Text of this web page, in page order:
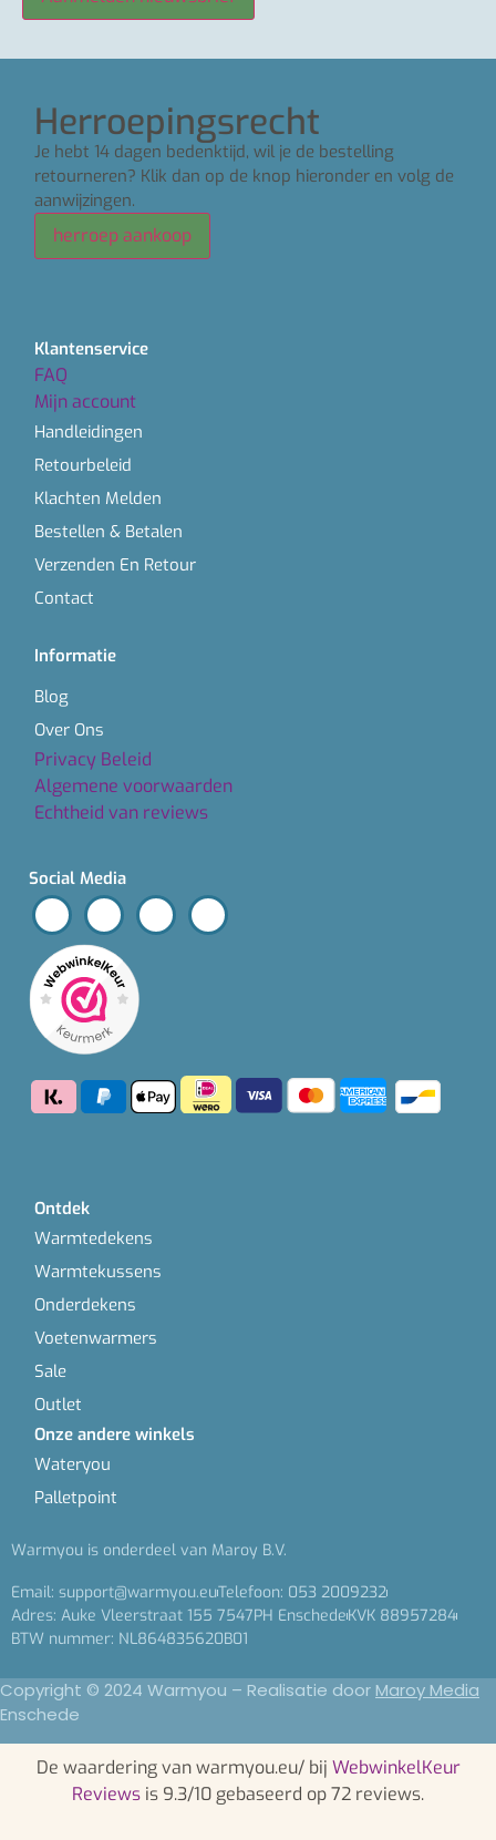
Herroepingsrecht
Je hebt 14 dagen bedenktijd, wil je de bestelling
retourneren? Klik dan op de knop hieronder en volg de
aanwijzingen.
herroep aankoop
Klantenservice
FAQ
Mijn account
Handleidingen
Retourbeleid
Klachten Melden
Bestellen & Betalen
Verzenden En Retour
Contact
Informatie
Blog
Over Ons
Privacy Beleid
Algemene voorwaarden
Echtheid van reviews
Social Media
Ontdek
Warmtedekens
Warmtekussens
Onderdekens
Voetenwarmers
Sale
Outlet
Onze andere winkels
Wateryou
Palletpoint
Warmyou is onderdeel van Maroy B.V.
Email: support@warmyou.euTelefoon: 053 2009232
Adres: Auke Vleerstraat 155 7547PH EnschedeKVK 88957284
BTW nummer: NL864835620B01
Copyright © 2024 Warmyou – Realisatie doorMaroy Media
Enschede
De waardering van warmyou.eu/ bij WebwinkelKeur
Reviews is 9.3/10 gebaseerd op 72 reviews.